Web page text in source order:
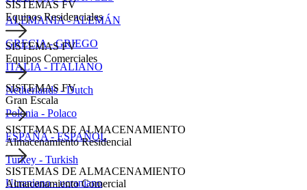
ALEMANIA - ALEMÁN
GRECIA - GRIEGO
ITALIA - ITALIANO
Netherlands - Dutch
Polonia - Polaco
ESPAÑA - ESPAÑOL
Turkey - Turkish
Ucraniano - ucraniano
SISTEMAS FV
Equipos Residenciales
SISTEMAS FV
Equipos Comerciales
SISTEMAS FV
Gran Escala
SISTEMAS DE ALMACENAMIENTO
Almacenamiento Residencial
SISTEMAS DE ALMACENAMIENTO
Almacenamiento Comercial